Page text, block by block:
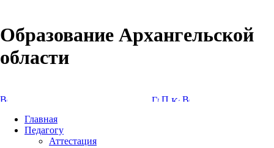
Образование Архангельской
области
Главная
Педагогу
Аттестация